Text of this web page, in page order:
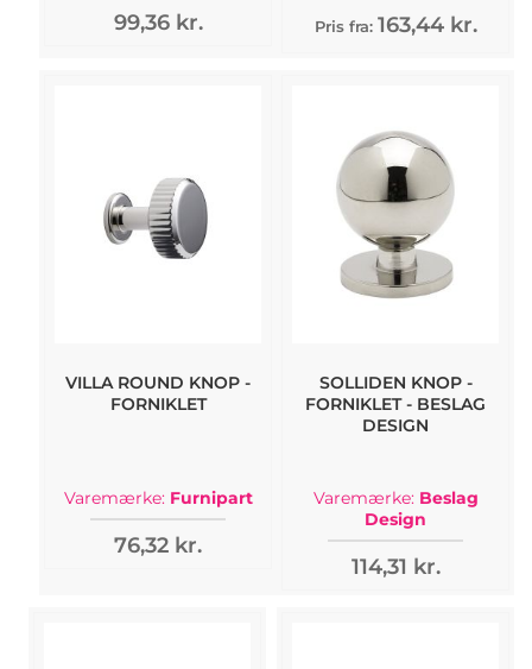
99,36 kr. Pris fra: 163,44 kr.
VILLA ROUND KNOP -
FORNIKLET
Varemærke: Furnipart
76,32 kr.
SOLLIDEN KNOP -
FORNIKLET - BESLAG
DESIGN
Varemærke: Beslag
Design
114,31 kr.